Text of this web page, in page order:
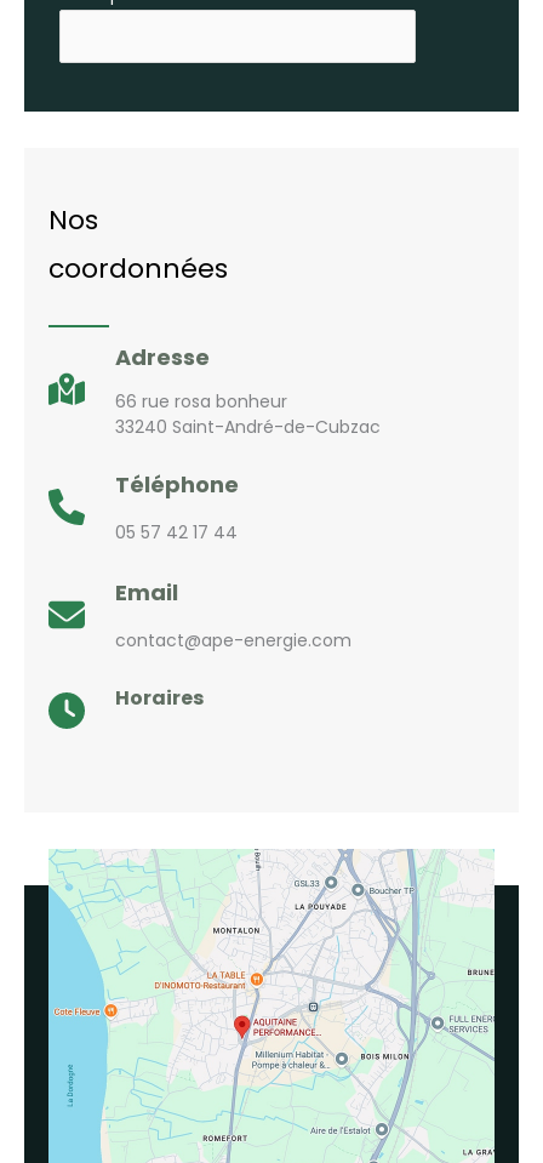
Nos
coordonnées
Adresse
66 rue rosa bonheur
33240 Saint-André-de-Cubzac
Téléphone
05 57 42 17 44
Email
contact@ape-energie.com
Horaires